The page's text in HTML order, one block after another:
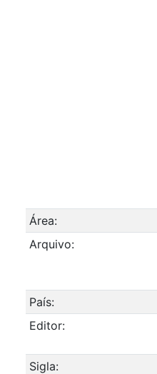
Área:
Arquivo:
País:
Editor:
Sigla: